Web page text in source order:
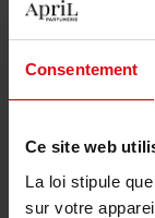
Consentement
Ce site web
La loi stipule
sur votre
Livraison
Livraison